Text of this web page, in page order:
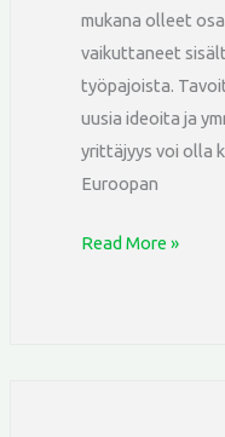
mukana olleet
vaikuttaneet
työpajoista.
uusia ideoita ja
yrittäjyys voi olla
Euroopan
Read More »